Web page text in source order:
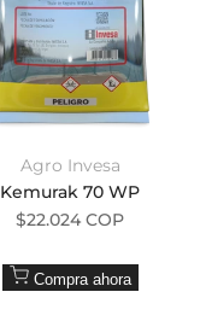
Proveedor:
Agro Invesa
Kemurak 70 WP
Precio de oferta
$22.024 COP
Compra ahora